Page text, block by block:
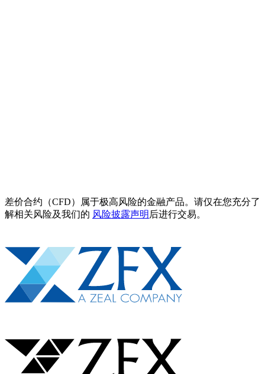
差价合约（CFD）属于极高风险的金融产品。请仅在您充分了
解相关风险及我们的 风险披露声明 后进行交易。